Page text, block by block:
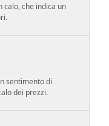
calo, che indica un
sentimento di
dei prezzi.